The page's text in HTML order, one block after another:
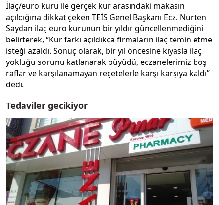
İlaç/euro kuru ile gerçek kur arasındaki makasın
açıldığına dikkat çeken TEİS Genel Başkanı Ecz. Nurten
Saydan ilaç euro kurunun bir yıldır güncellenmediğini
belirterek, “Kur farkı açıldıkça firmaların ilaç temin etme
isteği azaldı. Sonuç olarak, bir yıl öncesine kıyasla ilaç
yokluğu sorunu katlanarak büyüdü, eczanelerimiz boş
raflar ve karşılanamayan reçetelerle karşı karşıya kaldı”
dedi.
Tedaviler gecikiyor